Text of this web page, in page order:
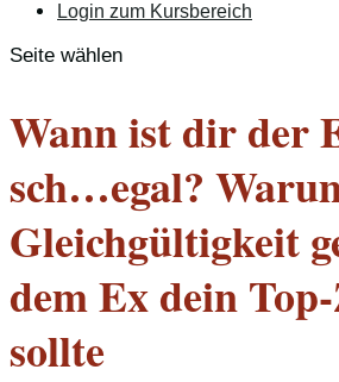
Login zum Kursbereich
Seite wählen
Wann ist dir der
sch…egal?
Gleichgültigkeit
dem Ex dein
sollte